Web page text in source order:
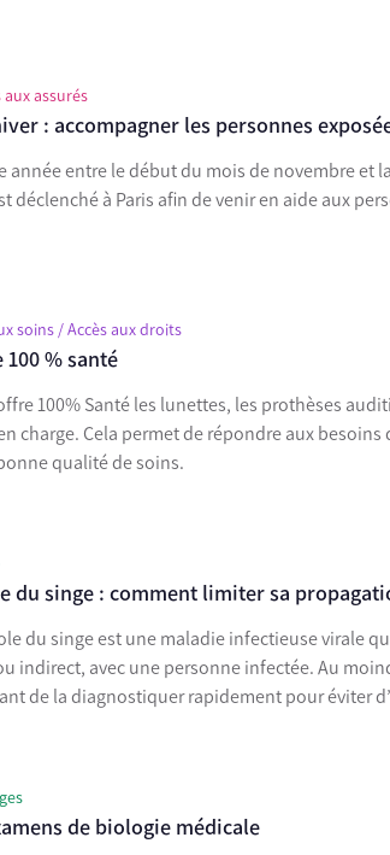
aux assurés
: accompagner les personnes
année entre le début du mois de novembre et
déclenché à Paris afin de venir en aide aux
soins / Accès aux droits
100 % santé
100% Santé les lunettes, les prothèses
charge. Cela permet de répondre aux
qualité de soins.
du singe : comment limiter sa
du singe est une maladie infectieuse virale
indirect, avec une personne infectée. Au
important de la diagnostiquer
de biologie médicale